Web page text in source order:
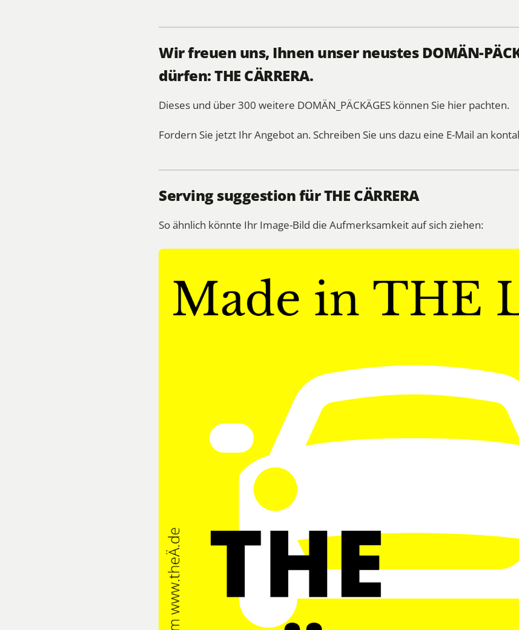
Wir freuen uns, Ihnen unser neustes DOMÄN-
dürfen: THE CÄRRERA.
Dieses und über 300 weitere DOMÄN_PÄCKÄGES können Sie hier pachten.
Fordern Sie jetzt Ihr Angebot an. Schreiben Sie uns dazu eine E-Mail an
Serving suggestion für THE CÄRRERA
So ähnlich könnte Ihr Image-Bild die Aufmerksamkeit auf sich ziehen: